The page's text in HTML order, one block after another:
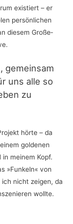
exis­tiert – er
per­sön­li­chen
die­sem Gro­ße­
gemein­sam
uns alle so
zu
hör­te – da
gol­de­nen
mei­nem Kopf.
»Fun­keln« von
nicht zei­gen, da
wollte.